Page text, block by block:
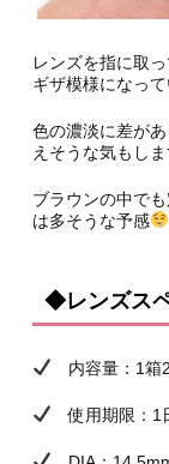
レンズを指に取
ギザ模様になって
色の濃淡に差が
えそうな気もし
ブラウンの中で
は多そうな予感
◆レンズス
内容量：1箱
使用期限：1